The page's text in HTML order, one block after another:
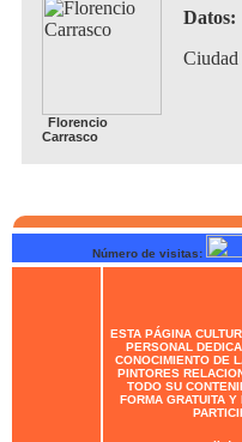
Florencio
Carrasco
Datos:
Ciudad
Número de visitas:
ESTA PÁGINA
PERSONAL
CONOCIMIENTO DE
PINTORES
TODO SU
FORMA GRATUITA